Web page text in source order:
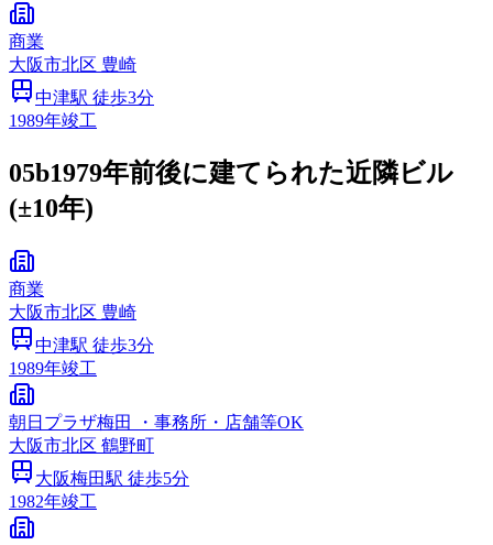
商業
大阪市北区 豊崎
中津駅 徒歩3分
1989年竣工
05b1979年前後に建てられた近隣ビル
(±10年)
商業
大阪市北区 豊崎
中津駅 徒歩3分
1989年竣工
朝日プラザ梅田 ・事務所・店舗等OK
大阪市北区 鶴野町
大阪梅田駅 徒歩5分
1982年竣工